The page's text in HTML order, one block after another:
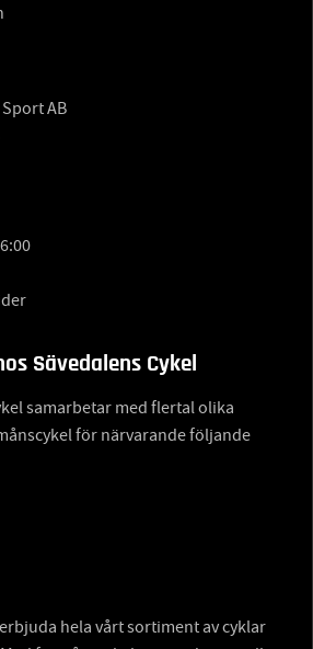
AB
Sävedalens Cykel
samarbetar med flertal olika
för närvarande följande
hela vårt sortiment av cyklar